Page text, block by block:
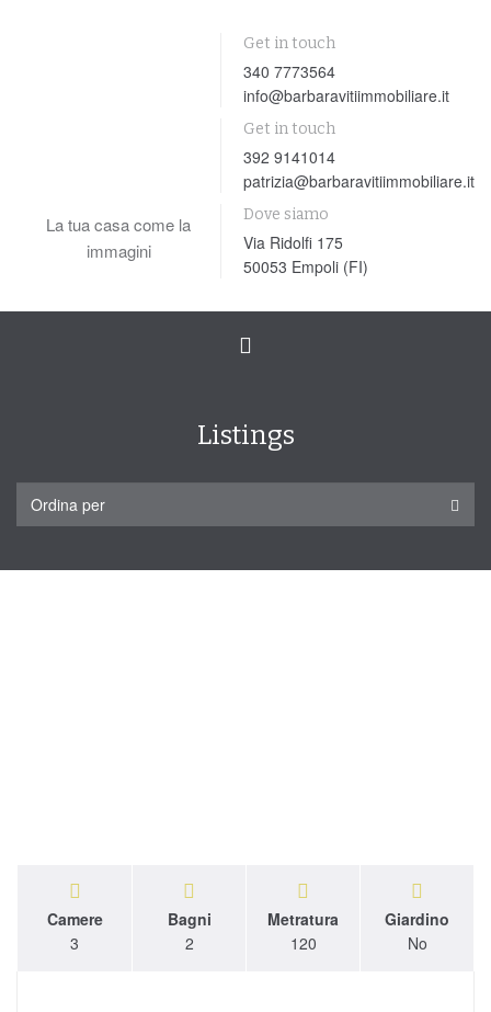
La tua casa come la
immagini
Get in touch
340 7773564
info@barbaravitiimmobiliare.it
Get in touch
392 9141014
patrizia@barbaravitiimmobiliare.it
Dove siamo
Via Ridolfi 175
50053 Empoli (FI)
Toggle
Listings
Ordina per
Camere
3
Bagni
2
Metratura
120
Giardino
No